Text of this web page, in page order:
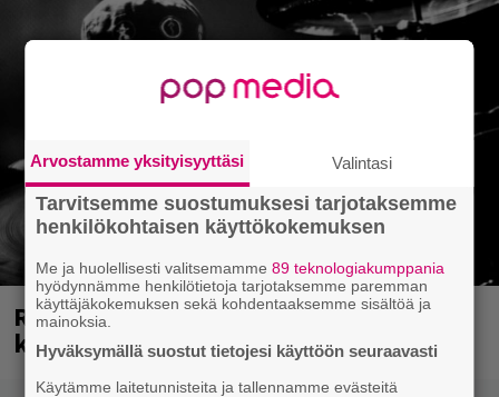
Rushin Neil Peartista ilmestyy ensi
kuussa dokumentti
Arvostamme yksityisyyttäsi Valintasi
Tarvitsemme suostumuksesi tarjotaksemme
henkilökohtaisen käyttökokemuksen
Me ja huolellisesti valitsemamme89 teknologiakumppania
hyödynnämme henkilötietoja tarjotaksemme paremman
käyttäjäkokemuksen sekä kohdentaaksemme sisältöä ja
mainoksia.
Hyväksymällä suostut tietojesi käyttöön seuraavasti
Käytämme laitetunnisteita ja tallennamme evästeitä